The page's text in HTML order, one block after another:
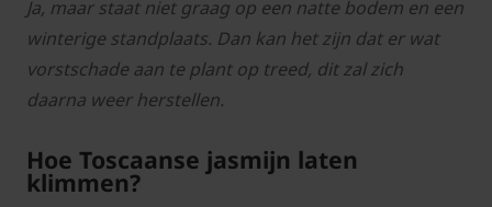
Ja, maar staat niet graag op een natte bodem en een
winterige standplaats. Dan kan het zijn dat er wat
vorstschade aan te plant op treed, dit zal zich
daarna weer herstellen.
Hoe Toscaanse jasmijn laten
klimmen?